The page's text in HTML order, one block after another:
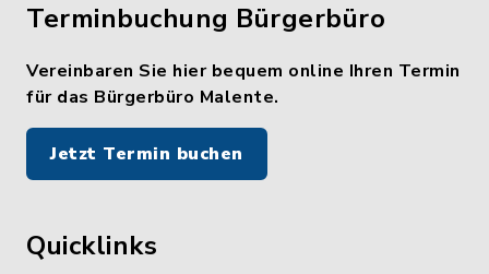
Terminbuchung Bürgerbüro
Vereinbaren Sie hier bequem online Ihren Termin
für das Bürgerbüro Malente.
Jetzt Termin buchen
Quicklinks